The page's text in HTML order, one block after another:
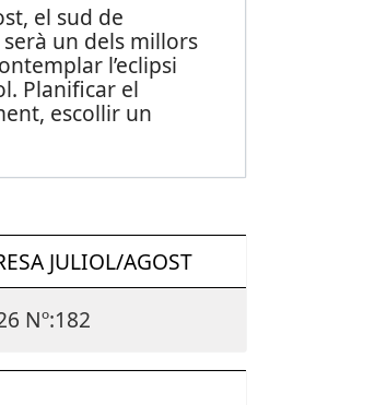
el sud de
un dels millors
l’eclipsi
Planificar el
escollir un
JULIOL/AGOST